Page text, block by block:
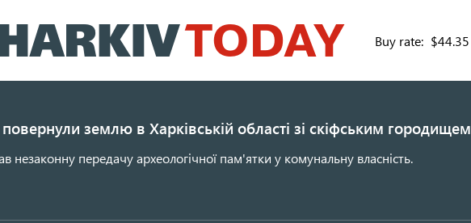
до
основного
Buy rate: $44.35
землю в Харківській області зі скіфським городищем
незаконну передачу археологічної пам'ятки у комунальну власність.